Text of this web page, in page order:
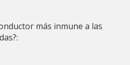
más inmune a las